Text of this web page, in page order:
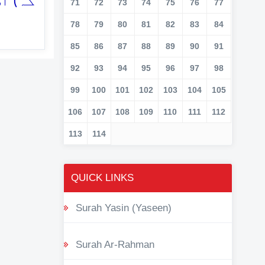
71 72 73 74 75 76 77
78 79 80 81 82 83 84
85 86 87 88 89 90 91
92 93 94 95 96 97 98
99 100 101 102 103 104 105
106 107 108 109 110 111 112
113 114
QUICK LINKS
Surah Yasin (Yaseen)
Surah Ar-Rahman